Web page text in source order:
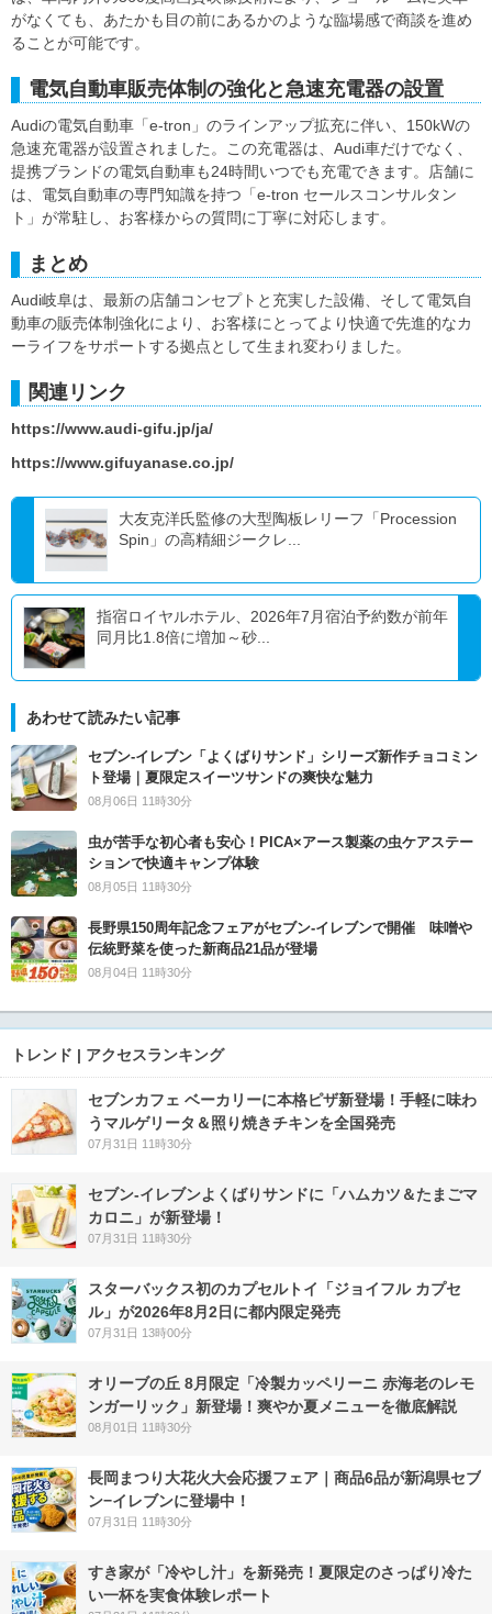
がなくても、あたかも目の前にあるかのような臨場感で商談を進め
ることが可能です。
電気自動車販売体制の強化と急速充電器の設置
Audiの電気自動車「e-tron」のラインアップ拡充に伴い、150kWの
急速充電器が設置されました。この充電器は、Audi車だけでなく、
提携ブランドの電気自動車も24時間いつでも充電できます。店舗に
は、電気自動車の専門知識を持つ「e-tron セールスコンサルタン
ト」が常駐し、お客様からの質問に丁寧に対応します。
まとめ
Audi岐阜は、最新の店舗コンセプトと充実した設備、そして電気自
動車の販売体制強化により、お客様にとってより快適で先進的なカ
ーライフをサポートする拠点として生まれ変わりました。
関連リンク
https://www.audi-gifu.jp/ja/
https://www.gifuyanase.co.jp/
大友克洋氏監修の大型陶板レリーフ「Procession
Spin」の高精細ジークレ...
指宿ロイヤルホテル、2026年7月宿泊予約数が前年
同月比1.8倍に増加～砂...
あわせて読みたい記事
セブン‐イレブン「よくばりサンド」シリーズ新作チョコミン
ト登場｜夏限定スイーツサンドの爽快な魅力
08月06日 11時30分
虫が苦手な初心者も安心！PICA×アース製薬の虫ケアステー
ションで快適キャンプ体験
08月05日 11時30分
長野県150周年記念フェアがセブン-イレブンで開催 味噌や
伝統野菜を使った新商品21品が登場
08月04日 11時30分
トレンド | アクセスランキング
セブンカフェ ベーカリーに本格ピザ新登場！手軽に味わ
うマルゲリータ＆照り焼きチキンを全国発売
07月31日 11時30分
セブン‐イレブンよくばりサンドに「ハムカツ＆たまごマ
カロニ」が新登場！
07月31日 11時30分
スターバックス初のカプセルトイ「ジョイフル カプセ
ル」が2026年8月2日に都内限定発売
07月31日 13時00分
オリーブの丘 8月限定「冷製カッペリーニ 赤海老のレモ
ンガーリック」新登場！爽やか夏メニューを徹底解説
08月01日 11時30分
長岡まつり大花火大会応援フェア｜商品6品が新潟県セブ
ン−イレブンに登場中！
07月31日 11時30分
すき家が「冷やし汁」を新発売！夏限定のさっぱり冷た
い一杯を実食体験レポート